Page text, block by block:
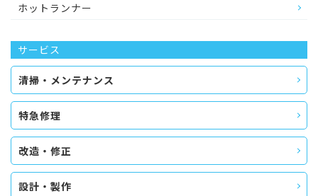
ホットランナー
サービス
清掃・メンテナンス
特急修理
改造・修正
設計・製作